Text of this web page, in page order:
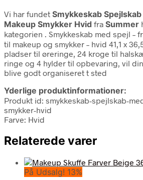
Vi har fundet Smykkeskab
Makeup Smykker Hvid fra Summer
kategorien . Smykkeskab med spejl –
til makeup og smykker – hvid 41,1 x
pladser til øreringe, 24 kroge til
ringe og 4 hylder til opbevaring, vil
blive godt organiseret t sted
Yderlige produktinformationer:
Produkt id: smykkeskab-spejlskab-
smykker-hvid
Farve: Hvid
Relaterede varer
På Udsalg! 13%